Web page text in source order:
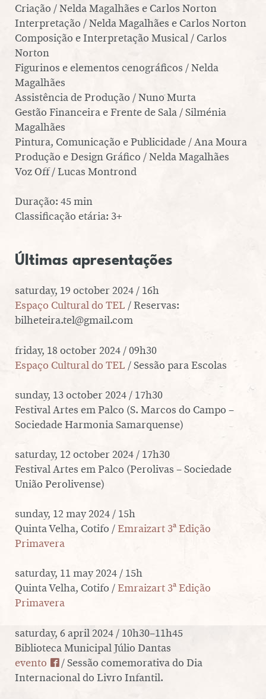
Criação / Nelda Magalhães e Carlos Norton
Interpretação / Nelda Magalhães e Carlos Norton
Composição e Interpretação Musical / Carlos
Norton
Figurinos e elementos cenográficos / Nelda
Magalhães
Assistência de Produção / Nuno Murta
Gestão Financeira e Frente de Sala / Silménia
Magalhães
Pintura, Comunicação e Publicidade / Ana Moura
Produção e Design Gráfico / Nelda Magalhães
Voz Off / Lucas Montrond
Duração: 45 min
Classificação etária: 3+
Últimas apresentações
saturday, 19 october 2024 / 16h
Espaço Cultural do TEL / Reservas:
bilheteira.tel@gmail.com
friday, 18 october 2024 / 09h30
Espaço Cultural do TEL / Sessão para Escolas
sunday, 13 october 2024 / 17h30
Festival Artes em Palco (S. Marcos do Campo –
Sociedade Harmonia Samarquense)
saturday, 12 october 2024 / 17h30
Festival Artes em Palco (Perolivas – Sociedade
União Perolivense)
sunday, 12 may 2024 / 15h
Quinta Velha, Cotifo /Emraizart 3ª Edição
Primavera
saturday, 11 may 2024 / 15h
Quinta Velha, Cotifo /Emraizart 3ª Edição
Primavera
saturday, 6 april 2024 / 10h30–11h45
Biblioteca Municipal Júlio Dantas
evento
/ Sessão comemorativa do Dia
Internacional do Livro Infantil.